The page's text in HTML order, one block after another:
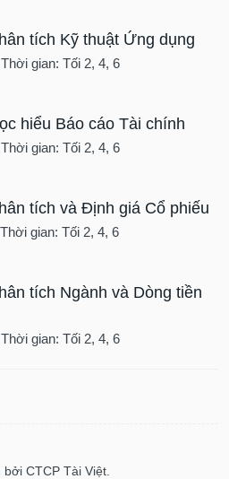
tích Kỹ thuật Ứng dụng
gian: Tối 2, 4, 6
hiểu Báo cáo Tài chính
gian: Tối 2, 4, 6
tích và Định giá Cổ phiếu
gian: Tối 2, 4, 6
tích Ngành và Dòng tiền
gian: Tối 2, 4, 6
bởi CTCP Tài Việt.